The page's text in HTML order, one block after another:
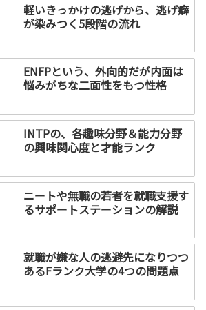
軽いきっかけの逃げから、逃げ癖
が染みつく5段階の流れ
ENFPという、外向的だが内面は
悩みがちな二面性をもつ性格
INTPの、各趣味分野＆能力分野
の興味関心度と才能ランク
ニートや無職の若者を就職支援す
るサポートステーションの解説
就職が嫌な人の逃避先になりつつ
あるFランク大学の4つの問題点